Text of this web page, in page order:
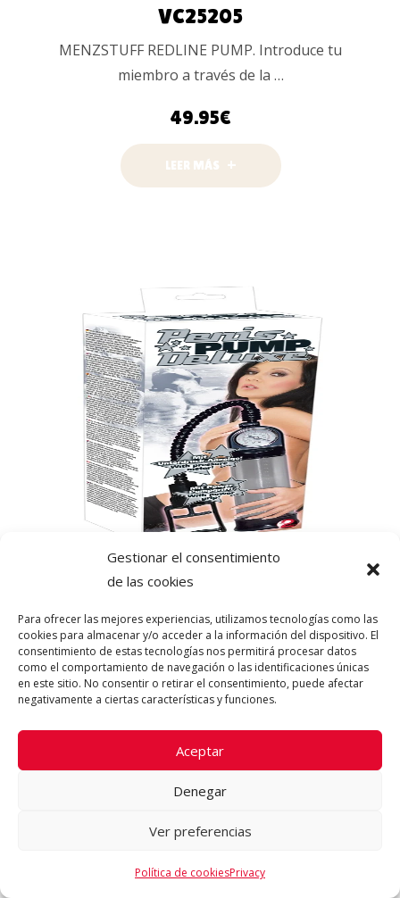
Gestionar el consentimiento
de las cookies
Para ofrecer las mejores experiencias, utilizamos tecnologías como las
cookies para almacenar y/o acceder a la información del dispositivo. El
consentimiento de estas tecnologías nos permitirá procesar datos
como el comportamiento de navegación o las identificaciones únicas
en este sitio. No consentir o retirar el consentimiento, puede afectar
negativamente a ciertas características y funciones.
Aceptar
Denegar
Ver preferencias
Política de cookiesPrivacy
VC25205
MENZSTUFF REDLINE PUMP. Introduce tu
miembro a través de la …
49.95€
LEER MÁS
LEER MÁS
Penis pump Deluxe. ¡Poder instantáneo de tu
pene! Introduce tu …
57.95€
LEER MÁS